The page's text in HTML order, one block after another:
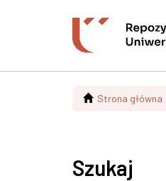
Strona główna
Szukaj